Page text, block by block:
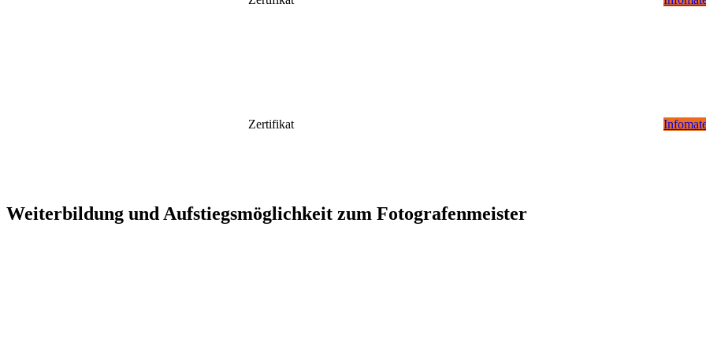
Zertifikat
Weiterbildung und Aufstiegsmöglichkeit zum Fotografenmeister